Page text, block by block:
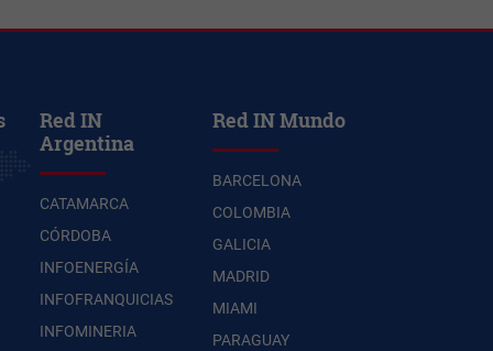
Red IN
Argentina
CATAMARCA
CÓRDOBA
INFOENERGÍA
INFOFRANQUICIAS
INFOMINERIA
Red IN Mundo
BARCELONA
COLOMBIA
GALICIA
MADRID
MIAMI
PARAGUAY